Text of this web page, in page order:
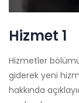
Hizmet 1
Hizmetler
giderek yeni
hakkında